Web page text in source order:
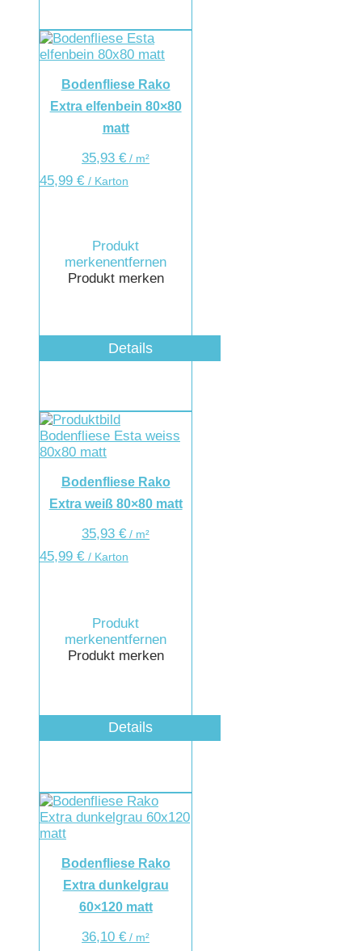
Bodenfliese Rako
Extra elfenbein 80×80
matt
35,93€ / m²
45,99 € / Karton
Produkt
merkenentfernen
Produkt merken
Details
Bodenfliese Rako
Extra weiß 80×80 matt
35,93€ / m²
45,99 € / Karton
Produkt
merkenentfernen
Produkt merken
Details
Bodenfliese Rako
Extra dunkelgrau
60×120 matt
36,10€ / m²